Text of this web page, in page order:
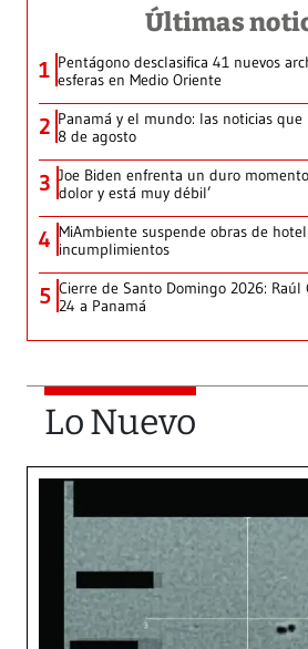
Últimas
1 Pentágono desclasifica 41 nuevos
esferas en Medio Oriente
2 Panamá y el mundo: las noticias
8 de agosto
3 Joe Biden enfrenta un duro
dolor y está muy débil’
4 MiAmbiente suspende obras de
incumplimientos
5 Cierre de Santo Domingo 2026:
24 a Panamá
Lo Nuevo